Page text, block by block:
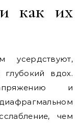
как их
усердствуют,
глубокий вдох.
и
чем